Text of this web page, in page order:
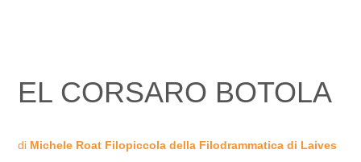
EL CORSARO BOTOLA
di Michele Roat Filopiccola della Filodrammatica di Laives